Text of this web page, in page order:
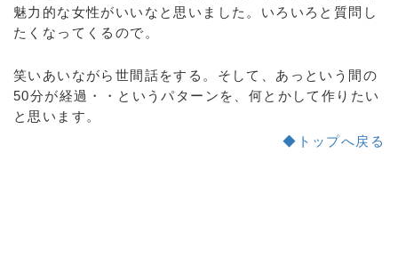
魅力的な女性がいいなと思いました。いろいろと質問し
たくなってくるので。
笑いあいながら世間話をする。そして、あっという間の
50分が経過・・というパターンを、何とかして作りたい
と思います。
◆トップへ戻る